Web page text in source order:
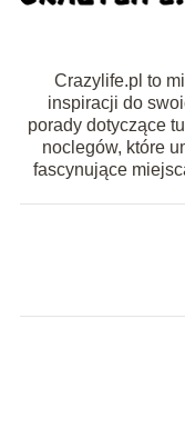
Crazylife.pl to
inspiracji do
porady dotyczące
noclegów, które
fascynujące